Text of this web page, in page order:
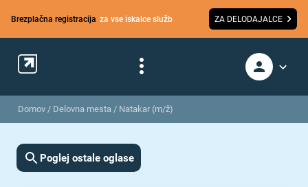
Brezplačna registracija za vse iskalce služb ZA DELODAJALCE
Domov / Delovna mesta / Natakar (m/ž)
Poglej ostale oglase